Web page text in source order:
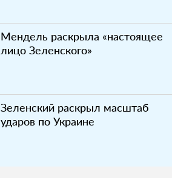
Мендель раскрыла «настоящее
лицо Зеленского»
Зеленский раскрыл масштаб
ударов по Украине